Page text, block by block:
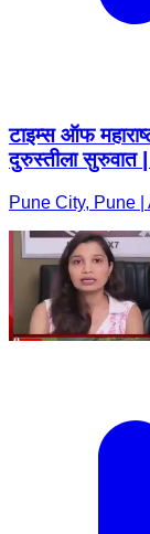
टाइम्स ऑफ
दुरुस्तीला सुरुवात
Pune City, Pune |